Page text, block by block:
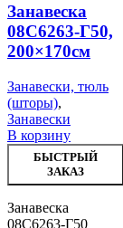
Занавеска
08С6263-Г50,
200×170см
Занавески, тюль
(шторы),
Занавески
В корзину
БЫСТРЫЙ
ЗАКАЗ
Занавеска
08С6263-Г50